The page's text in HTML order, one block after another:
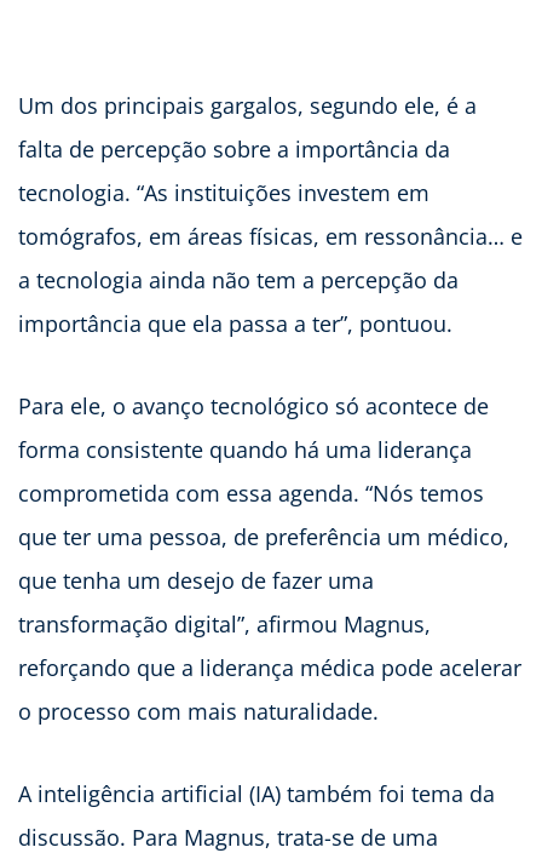
Um dos principais gargalos, segundo ele, é a
falta de percepção sobre a importância da
tecnologia. “As instituições investem em
tomógrafos, em áreas físicas, em ressonância… e
a tecnologia ainda não tem a percepção da
importância que ela passa a ter”, pontuou.
Para ele, o avanço tecnológico só acontece de
forma consistente quando há uma liderança
comprometida com essa agenda. “Nós temos
que ter uma pessoa, de preferência um médico,
que tenha um desejo de fazer uma
transformação digital”, afirmou Magnus,
reforçando que a liderança médica pode acelerar
o processo com mais naturalidade.
A inteligência artificial (IA) também foi tema da
discussão. Para Magnus, trata-se de uma